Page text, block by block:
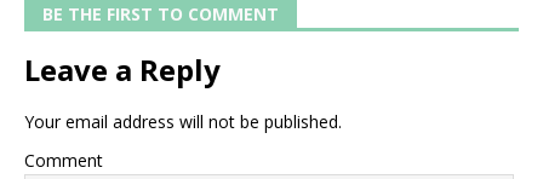
BE THE FIRST TO COMMENT
Leave a Reply
Your email address will not be published.
Comment